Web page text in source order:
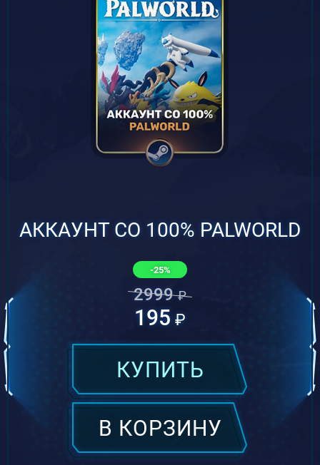
АККАУНТ СО 100% PALWORLD
-25%
2999 ₽
195 ₽
КУПИТЬ
В КОРЗИНУ